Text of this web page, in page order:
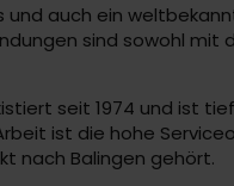
auch ein
sind sowohl mit
seit 1974 und ist
ist die hohe
nach Balingen gehört.